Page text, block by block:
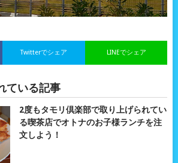
LINEでシェア
Twitterでシェア
ている記事
2度もタモリ倶楽部で取り上げられてい
る喫茶店でオトナのお子様ランチを注
文しよう！